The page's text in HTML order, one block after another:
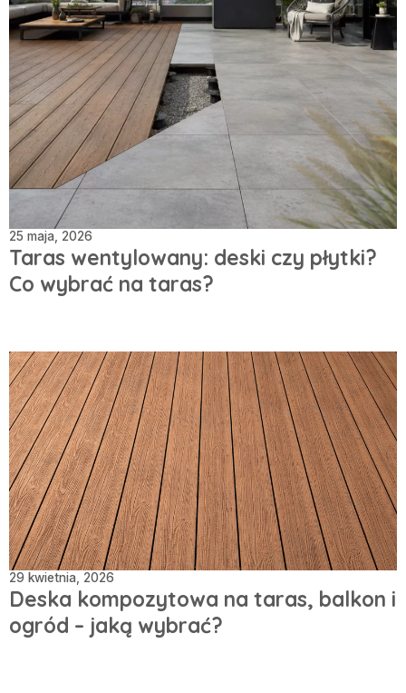
25 maja, 2026
Taras wentylowany: deski czy płytki?
Co wybrać na taras?
29 kwietnia, 2026
Deska kompozytowa na taras, balkon i
ogród – jaką wybrać?